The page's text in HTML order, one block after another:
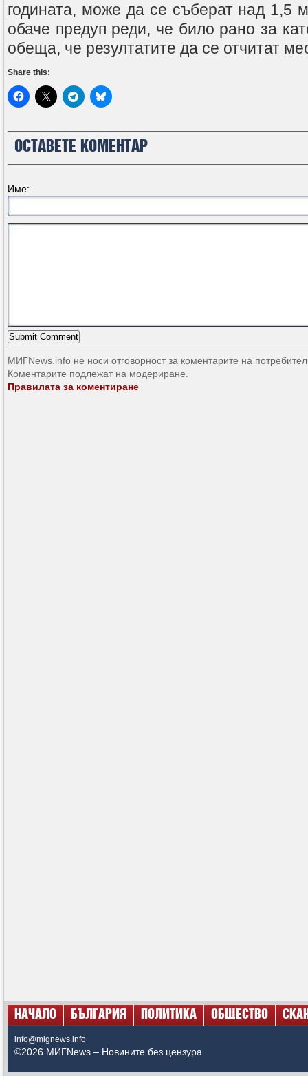
годината, може да се съберат над 1,5
обаче предуп реди, че било рано за
обеща, че резултатите да се отчитат
Share this:
ОСТАВЕТЕ КОМЕНТАР
Име:
МИГNews.info не носи отговорност за коментарите на
Коментарите подлежат на модериране.
Правилата за коментиране
НАЧАЛО БЪЛГАРИЯ ПОЛИТИКА ОБЩЕСТВО
info@mignews.info
©2026 МИГNews – Новините без цензура